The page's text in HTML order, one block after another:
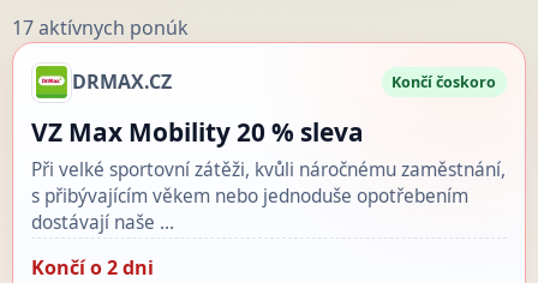
17 aktívnych ponúk
DRMAX.CZ Končí čoskoro
VZ Max Mobility 20 % sleva
Při velké sportovní zátěži, kvůli náročnému zaměstnání,
s přibývajícím věkem nebo jednoduše opotřebením
dostávají naše …
Končí o 2 dni